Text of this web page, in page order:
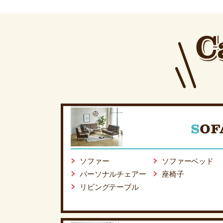
ソファー
ソファーベッド
パーソナルチェアー
座椅子
リビングテーブル